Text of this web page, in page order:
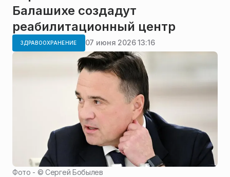
Балашихе создадут
реабилитационный центр
ЗДРАВООХРАНЕНИЕ 07 июня 2026 13:16
Фото - ©Сергей Бобылев